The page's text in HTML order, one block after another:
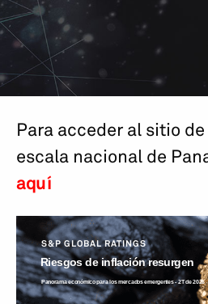
Para acceder al sitio
escala nacional de
aquí
S&P GLOBAL RATINGS
Riesgos de inflación resurgen
Panorama económico para los mercados emergentes - 2T de 2026